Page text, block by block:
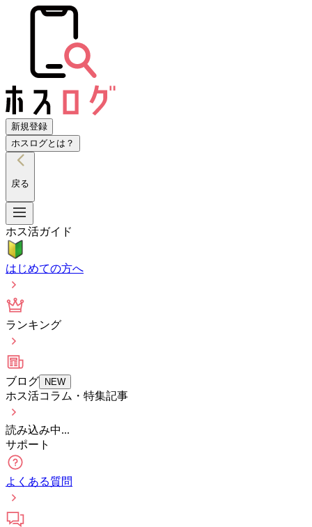
新規登録
ホスログとは？
戻る
ホス活ガイド
はじめての方へ
ランキング
ブログ NEW
ホス活コラム・特集記事
読み込み中...
サポート
よくある質問